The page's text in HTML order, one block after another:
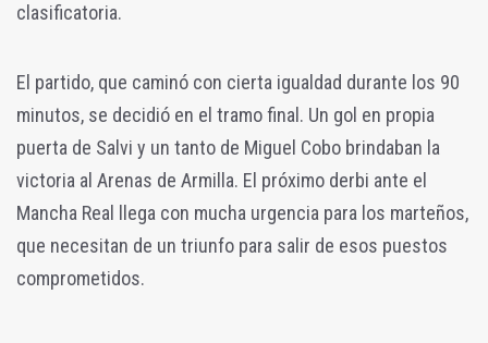
clasificatoria.
El partido, que caminó con cierta igualdad durante los 90
minutos, se decidió en el tramo final. Un gol en propia
puerta de Salvi y un tanto de Miguel Cobo brindaban la
victoria al Arenas de Armilla. El próximo derbi ante el
Mancha Real llega con mucha urgencia para los marteños,
que necesitan de un triunfo para salir de esos puestos
comprometidos.